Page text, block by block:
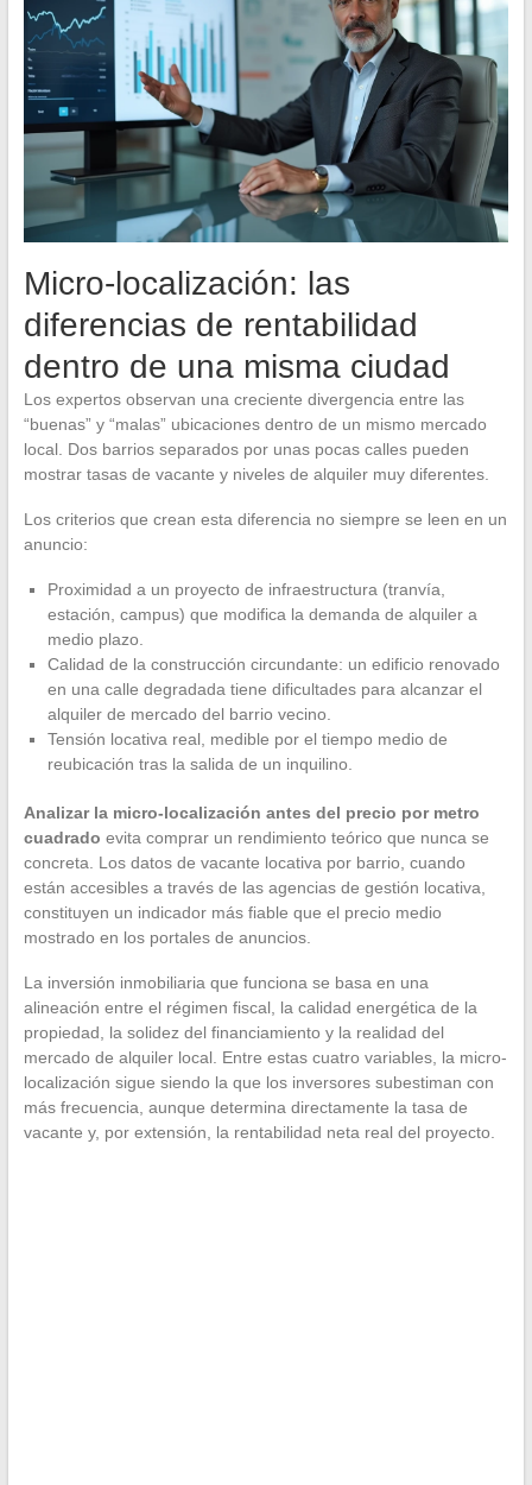
Micro-localización: las
diferencias de rentabilidad
dentro de una misma ciudad
Los expertos observan una creciente divergencia entre las
“buenas” y “malas” ubicaciones dentro de un mismo mercado
local. Dos barrios separados por unas pocas calles pueden
mostrar tasas de vacante y niveles de alquiler muy diferentes.
Los criterios que crean esta diferencia no siempre se leen en un
anuncio:
Proximidad a un proyecto de infraestructura (tranvía,
estación, campus) que modifica la demanda de alquiler a
medio plazo.
Calidad de la construcción circundante: un edificio renovado
en una calle degradada tiene dificultades para alcanzar el
alquiler de mercado del barrio vecino.
Tensión locativa real, medible por el tiempo medio de
reubicación tras la salida de un inquilino.
Analizar la micro-localización antes del precio por metro
cuadrado evita comprar un rendimiento teórico que nunca se
concreta. Los datos de vacante locativa por barrio, cuando
están accesibles a través de las agencias de gestión locativa,
constituyen un indicador más fiable que el precio medio
mostrado en los portales de anuncios.
La inversión inmobiliaria que funciona se basa en una
alineación entre el régimen fiscal, la calidad energética de la
propiedad, la solidez del financiamiento y la realidad del
mercado de alquiler local. Entre estas cuatro variables, la micro-
localización sigue siendo la que los inversores subestiman con
más frecuencia, aunque determina directamente la tasa de
vacante y, por extensión, la rentabilidad neta real del proyecto.